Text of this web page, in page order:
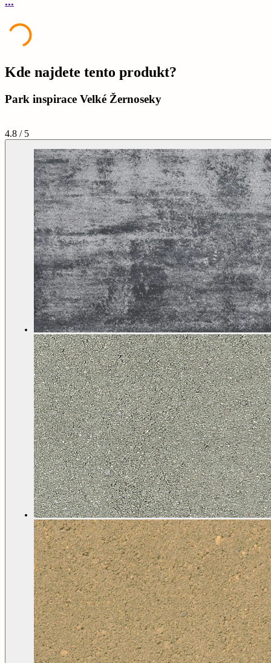
Kde najdete tento produkt?
Park inspirace Velké Žernoseky
4.8 / 5